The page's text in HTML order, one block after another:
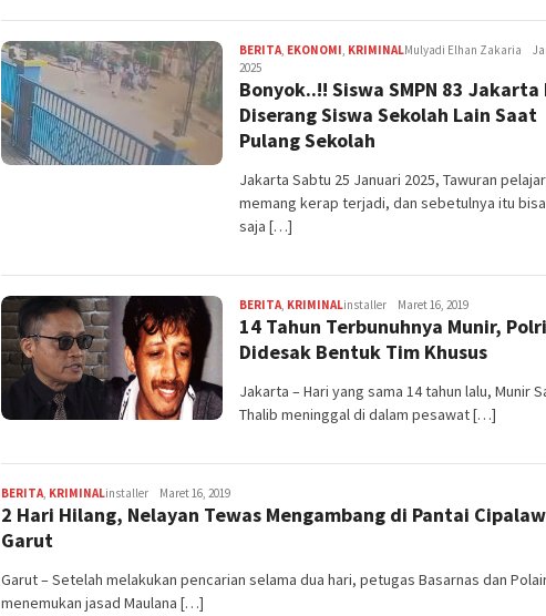
BERITA, EKONOMI, KRIMINALMulyadi Elhan Zakaria
2025
Bonyok..!! Siswa SMPN 83
Diserang Siswa Sekolah Lain Saat
Pulang Sekolah
Jakarta Sabtu 25 Januari 2025, Tawuran pelajar
memang kerap terjadi, dan sebetulnya itu bisa
saja […]
BERITA, KRIMINALinstaller Maret 16, 2019
14 Tahun Terbunuhnya Munir, Polri
Didesak Bentuk Tim Khusus
Jakarta – Hari yang sama 14 tahun lalu, Munir
Thalib meninggal di dalam pesawat […]
BERITA, KRIMINALinstaller Maret 16, 2019
2 Hari Hilang, Nelayan Tewas Mengambang di Pantai
Garut
Garut – Setelah melakukan pencarian selama dua hari, petugas Basarnas dan
menemukan jasad Maulana […]